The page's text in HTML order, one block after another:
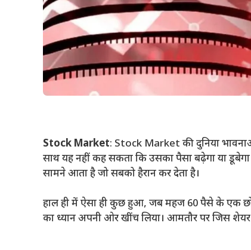
Stock Market: Stock Market की दुनिया
साथ यह नहीं कह सकता कि उसका पैसा बढ़ेगा या
सामने आता है जो सबको हैरान कर देता है।
हाल ही में ऐसा ही कुछ हुआ, जब महज 60 पैसे के एक छोटे
का ध्यान अपनी ओर खींच लिया। आमतौर पर जिस